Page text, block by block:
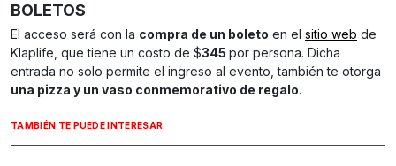
BOLETOS
El acceso será con la compra de un boleto en el sitio web de
Klaplife, que tiene un costo de $345 por persona. Dicha
entrada no solo permite el ingreso al evento, también te otorga
una pizza y un vaso conmemorativo de regalo.
TAMBIÉN TE PUEDE INTERESAR